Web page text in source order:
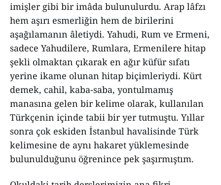
imişler gibi bir imâda bulunulurdu. Arap lâfzı
hem aşırı esmerliğin hem de birilerini
aşağılamanın âletiydi. Yahudi, Rum ve Ermeni,
sadece Yahudilere, Rumlara, Ermenilere hitap
şekli olmaktan çıkarak en ağır küfür sıfatı
yerine ikame olunan hitap biçimleriydi. Kürt
demek, cahil, kaba-saba, yontulmamış
manasına gelen bir kelime olarak, kullanılan
Türkçenin içinde tabii bir yer tutmuştu. Yıllar
sonra çok eskiden İstanbul havalisinde Türk
kelimesine de aynı hakaret yüklemesinde
bulunulduğunu öğrenince pek şaşırmıştım.